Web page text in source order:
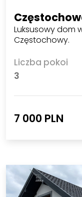
Luksusowy dom
Częstochowy.
Liczba pokoi
3
7 000 PLN